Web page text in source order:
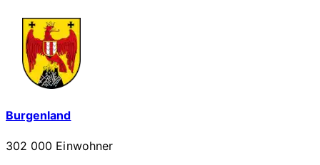
Burgenland
302 000 Einwohner